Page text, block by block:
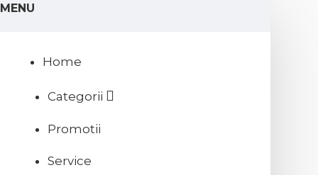
MENU
Home
Categorii
Promotii
Service